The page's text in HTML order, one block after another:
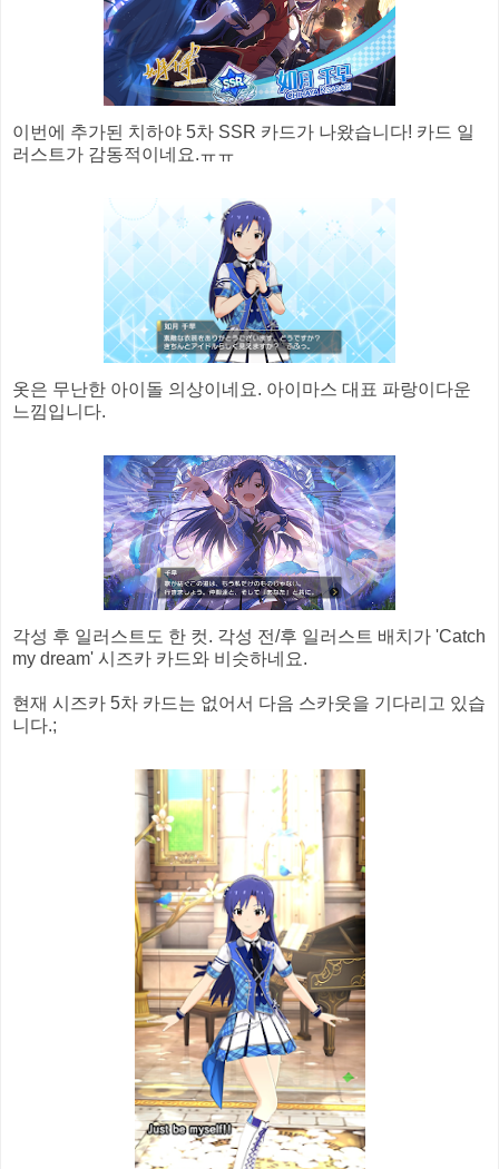
이번에 추가된 치하야 5차 SSR 카드가 나왔습니다! 카드 일
러스트가 감동적이네요.ㅠㅠ
옷은 무난한 아이돌 의상이네요. 아이마스 대표 파랑이다운
느낌입니다.
각성 후 일러스트도 한 컷. 각성 전/후 일러스트 배치가 'Catch
my dream' 시즈카 카드와 비슷하네요.
현재 시즈카 5차 카드는 없어서 다음 스카웃을 기다리고 있습
니다.;